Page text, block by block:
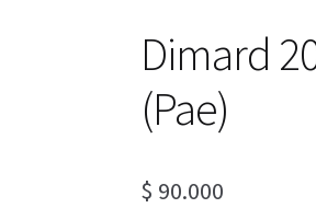
Dimard
(Pae)
$ 90.000